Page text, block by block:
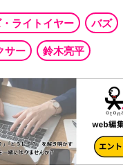
ライトイヤー バズ
サー 鈴木亮平